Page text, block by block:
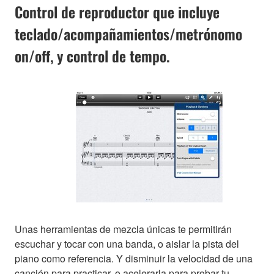
Control de reproductor que incluye
teclado/acompañamientos/metrónomo
on/off, y control de tempo.
Unas herramientas de mezcla únicas te permitirán
escuchar y tocar con una banda, o aislar la pista del
piano como referencia. Y disminuir la velocidad de una